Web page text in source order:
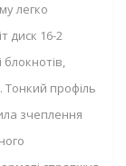
легко
диск 16-2
Тонкий профіль
зчеплення